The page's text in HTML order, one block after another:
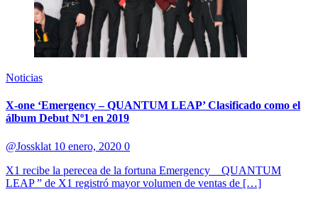
Noticias
X-one ‘Emergency – QUANTUM LEAP’ Clasificado como el
álbum Debut Nº1 en 2019
@Jossklat 10 enero, 2020 0
X1 recibe la perecea de la fortuna Emergency _ QUANTUM
LEAP ” de X1 registró mayor volumen de ventas de […]